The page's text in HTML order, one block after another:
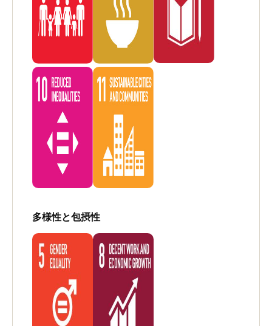
多様性と包摂性